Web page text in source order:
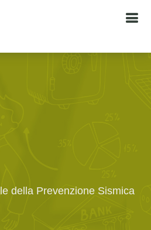
della Prevenzione Sismica